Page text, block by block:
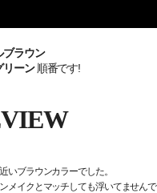
ブラウン
リーン順番です!
いブラウンカラーでした。
メイクとマッチしても浮いてませんで